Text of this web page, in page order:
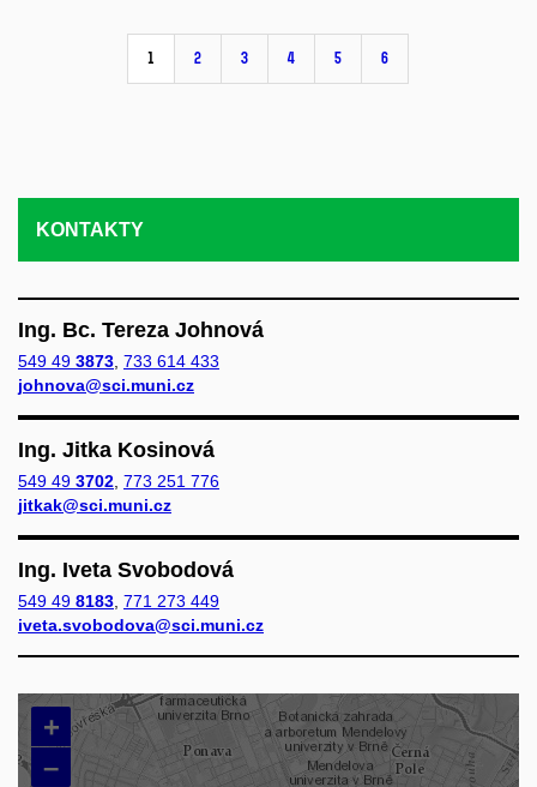
1 2 3 4 5 6
KONTAKTY
Ing. Bc. Tereza Johnová
549 49 3873 733 614 433
johnova@sci.muni.cz
Ing. Jitka Kosinová
549 49 3702 773 251 776
jitkak@sci.muni.cz
Ing. Iveta Svobodová
549 49 8183 771 273 449
iveta.svobodova@sci.muni.cz
+
–